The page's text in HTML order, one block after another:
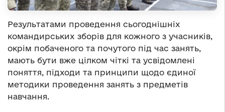
Результатами проведення сьогоднішніх
командирських зборів для кожного з учасників,
окрім побаченого та почутого під час занять,
мають бути вже цілком чіткі та усвідомлені
поняття, підходи та принципи щодо єдиної
методики проведення занять з предметів
навчання.